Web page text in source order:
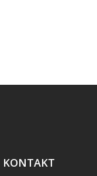
KONTAKT